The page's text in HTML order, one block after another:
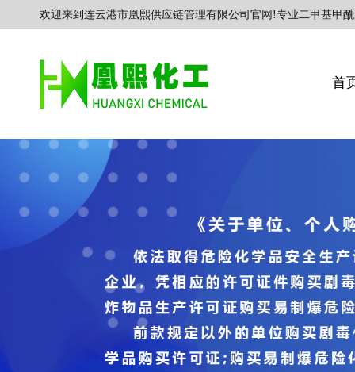
欢迎来到连云港市凰熙供应链管理有限公司官网!专业二甲基甲
首